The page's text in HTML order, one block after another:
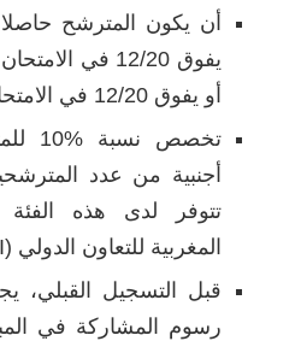
أن يكون المترشح
يفوق 12/20 في
أو يفوق 12/20 في الامتحان الوطني.
أجنبية من عدد
تتوفر لدى هذه الفئة
المغربية للتعاون الدولي (AMCI).
قبل التسجيل القبلي،